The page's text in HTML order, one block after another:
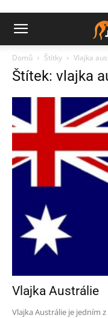
Domů Štítky Vlajka
Štítek: vlajka
Vlajka Austrálie
Vlajka Austrálie je jedním